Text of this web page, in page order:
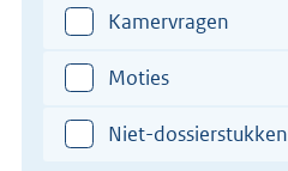
Kamervragen
Moties
Niet-dossierstukken